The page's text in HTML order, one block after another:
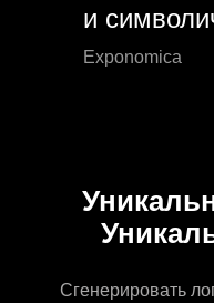
и
Exponomica
Сгенерировать